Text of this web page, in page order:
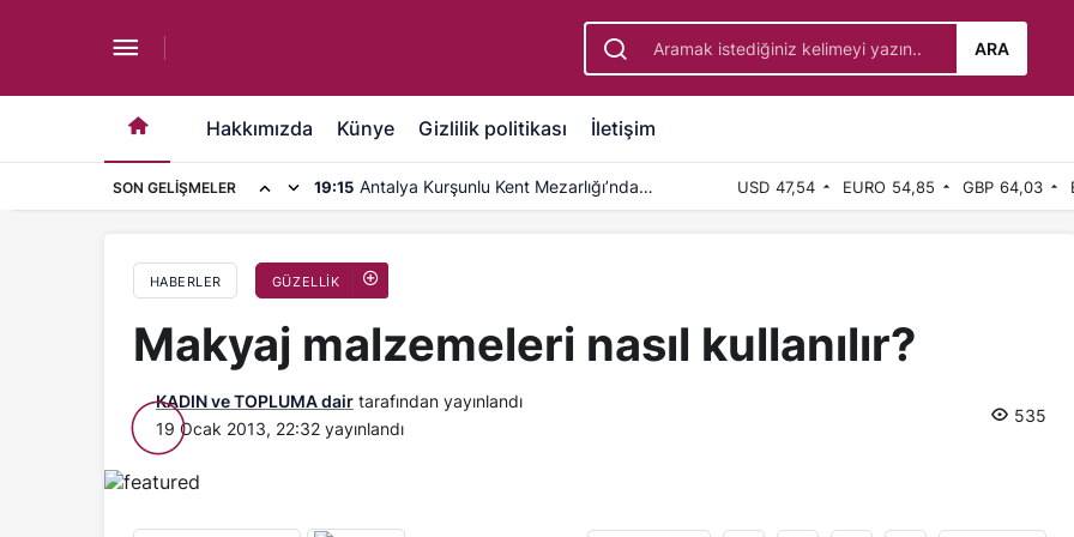
ARA
Hakkımızda Künye Gizlilik politikası İletişim
SON GELIŞMELER 19:15 Antalya Kurşunlu Kent Mezarlığı’nda USD 47,54 EURO 54,85 GBP 64,03
HABERLER GÜZELLİK
Makyaj malzemeleri nasıl kullanılır?
KADIN ve TOPLUMA dair tarafından yayınlandı
19 Ocak 2013, 22:32 yayınlandı
535
Makyaj malzemeleri nasıl kullanılır?